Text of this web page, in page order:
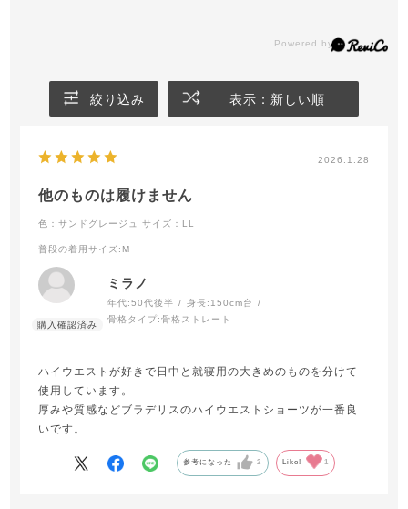
絞り込み 表示：新しい順
2026.1.28
他のものは履けません
色：サンドグレージュ サイズ：LL
普段の着用サイズ:M
ミラノ
年代:50代後半 身長: 150cm台
骨格タイプ:骨格ストレート
ハイウエストが好きで日中と就寝用の大きめのものを分けて
使用しています。
厚みや質感などブラデリスのハイウエストショーツが一番良
いです。
参考になった 2 Like! 1